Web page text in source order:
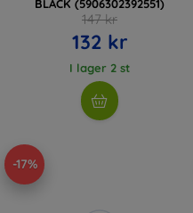
BLACK (5906302392551)
147 kr
132 kr
I lager 2 st
-17%